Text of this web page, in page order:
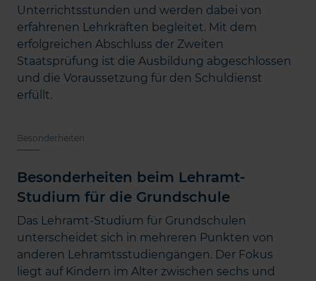
Unterrichtsstunden und werden dabei von
erfahrenen Lehrkräften begleitet. Mit dem
erfolgreichen Abschluss der Zweiten
Staatsprüfung ist die Ausbildung abgeschlossen
und die Voraussetzung für den Schuldienst
erfüllt.
Besonderheiten
Besonderheiten beim Lehramt-
Studium für die Grundschule
Das Lehramt-Studium für Grundschulen
unterscheidet sich in mehreren Punkten von
anderen Lehramtsstudiengängen. Der Fokus
liegt auf Kindern im Alter zwischen sechs und